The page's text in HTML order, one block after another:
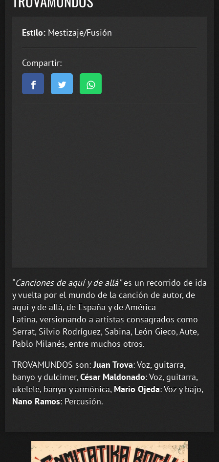
Estilo: Mestizaje/Fusión
Compartir:
"Canciones de aquí y de allá”es un recorrido de ida
y vuelta por el mundo de la canción de autor, de
aquí y de allá, de España y de América
Latina, versionando a artistas consagrados como
Serrat, Silvio Rodríguez, Sabina, León Gieco, Aute,
Pablo Milanés, entre muchos otros.
TROVAMUNDOS son: Juan Trova: Voz, guitarra,
banyo y dulcimer, César Maldonado: Voz, guitarra,
ukelele, banyo y armónica, Mario Ojeda: Voz y bajo,
Nano Ramos: Percusión.